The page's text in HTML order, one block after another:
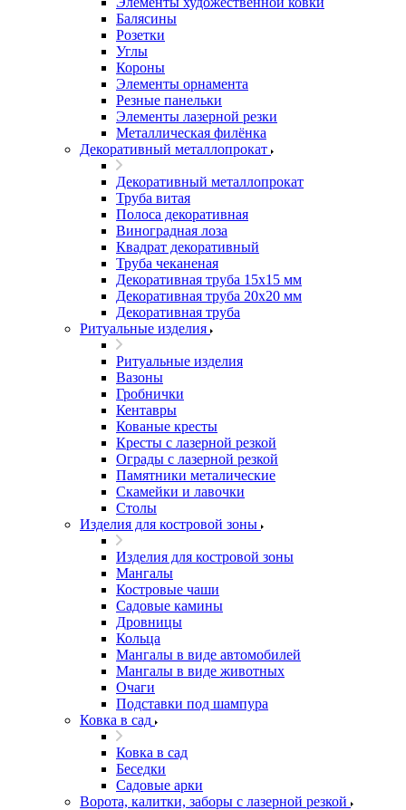
Балясины
Розетки
Углы
Короны
Элементы орнамента
Резные панельки
Элементы лазерной резки
Металлическая филёнка
Декоративный металлопрокат
Декоративный металлопрокат
Труба витая
Полоса декоративная
Виноградная лоза
Квадрат декоративный
Труба чеканеная
Декоративная труба 15х15 мм
Декоративная труба 20х20 мм
Декоративная труба
Ритуальные изделия
Ритуальные изделия
Вазоны
Гробнички
Кентавры
Кованые кресты
Кресты с лазерной резкой
Ограды с лазерной резкой
Памятники металические
Скамейки и лавочки
Столы
Изделия для костровой зоны
Изделия для костровой зоны
Мангалы
Костровые чаши
Садовые камины
Дровницы
Кольца
Мангалы в виде автомобилей
Мангалы в виде животных
Очаги
Подставки под шампура
Ковка в сад
Ковка в сад
Беседки
Садовые арки
Ворота, калитки, заборы с лазерной резкой